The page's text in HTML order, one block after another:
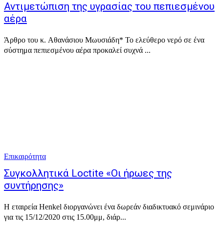
Αντιμετώπιση της υγρασίας του πεπιεσμένου
αέρα
Άρθρο του κ. Αθανάσιου Μωυσιάδη* Το ελεύθερο νερό σε ένα
σύστημα πεπιεσμένου αέρα προκαλεί συχνά ...
Επικαιρότητα
Συγκολλητικά Loctite «Οι ήρωες της
συντήρησης»
H εταιρεία Henkel διοργανώνει ένα δωρεάν διαδικτυακό σεμινάριο
για τις 15/12/2020 στις 15.00μμ, διάρ...